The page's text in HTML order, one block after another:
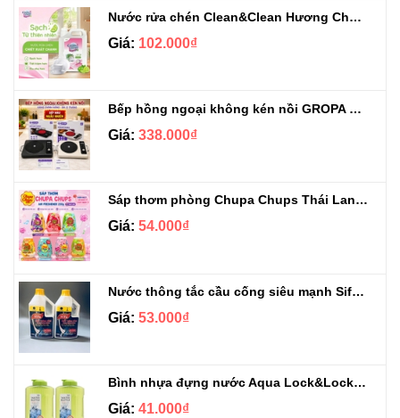
Nước rửa chén Clean&Clean Hương Chanh Can 5L
Giá: 102.000₫
Bếp hồng ngoại không kén nồi GROPA G1-608
Giá: 338.000₫
Sáp thơm phòng Chupa Chups Thái Lan 230g
Giá: 54.000₫
Nước thông tắc cầu cống siêu mạnh Sifa 1.4kg
Giá: 53.000₫
Bình nhựa đựng nước Aqua Lock&Lock 2.1L
Giá: 41.000₫